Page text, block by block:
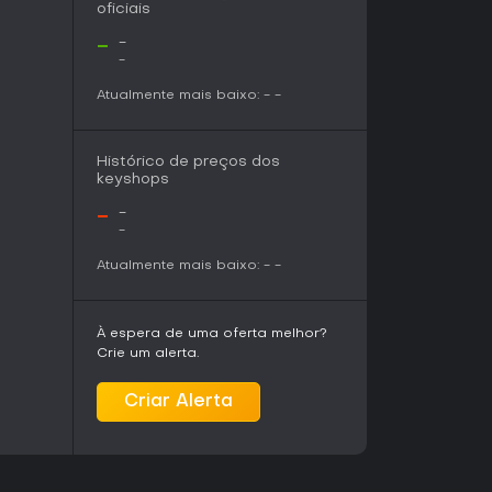
visão focada em caminhadas e
e adaptação à imprevisibilidade da
interações multiplayer, pode não prender por
indie com ênfase em atmosfera e
oficiais
- -
-
Atualmente mais baixo: - -
Histórico de preços dos
keyshops
- -
-
Atualmente mais baixo: - -
À espera de uma oferta melhor?
Crie um alerta.
Criar Alerta